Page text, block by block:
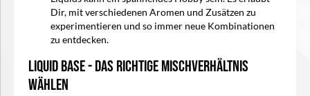
Dir, mit verschiedenen Aromen und Zusätzen zu
experimentieren und so immer neue Kombinationen
zu entdecken.
Liquid Base - Das richtige Mischverhältnis
wählen